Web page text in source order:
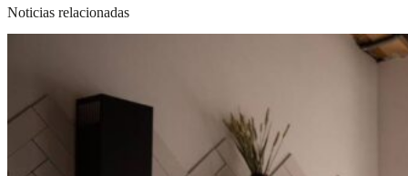
Noticias relacionadas